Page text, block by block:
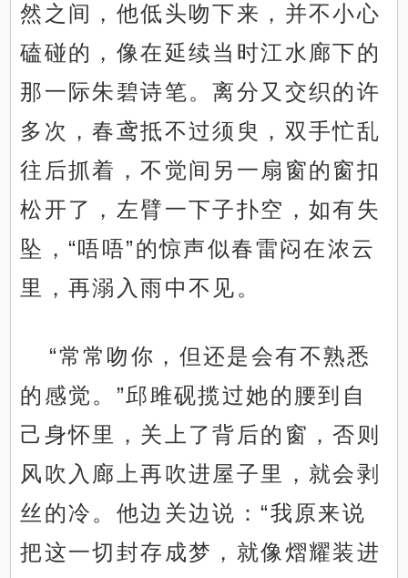
然之间，他低头吻下来，并不小心
磕碰的，像在延续当时江水廊下的
那一际朱碧诗笔。离分又交织的许
多次，春鸢抵不过须臾，双手忙乱
往后抓着，不觉间另一扇窗的窗扣
松开了，左臂一下子扑空，如有失
坠，“唔唔”的惊声似春雷闷在浓云
里，再溺入雨中不见。
“常常吻你，但还是会有不熟悉
的感觉。”邱雎砚揽过她的腰到自
己身怀里，关上了背后的窗，否则
风吹入廊上再吹进屋子里，就会剥
丝的冷。他边关边说：“我原来说
把这一切封存成梦，就像熠耀装进